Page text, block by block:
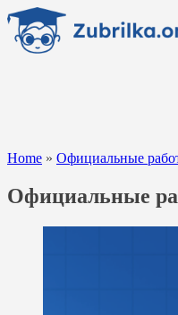
Перейти
содержанию
Home » Официальные
Официальные